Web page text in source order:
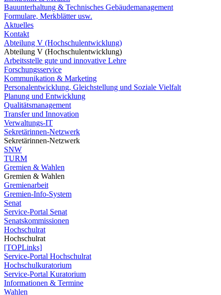
Bauunterhaltung & Technisches Gebäudemanagement
Formulare, Merkblätter usw.
Aktuelles
Kontakt
Abteilung V (Hochschulentwicklung)
Abteilung V (Hochschulentwicklung)
Arbeitsstelle gute und innovative Lehre
Forschungsservice
Kommunikation & Marketing
Personalentwicklung, Gleichstellung und Soziale Vielfalt
Planung und Entwicklung
Qualitätsmanagement
Transfer und Innovation
Verwaltungs-IT
Sekretärinnen-Netzwerk
Sekretärinnen-Netzwerk
SNW
TURM
Gremien & Wahlen
Gremien & Wahlen
Gremienarbeit
Gremien-Info-System
Senat
Service-Portal Senat
Senatskommissionen
Hochschulrat
Hochschulrat
[TOPLinks]
Service-Portal Hochschulrat
Hochschulkuratorium
Service-Portal Kuratorium
Informationen & Termine
Wahlen